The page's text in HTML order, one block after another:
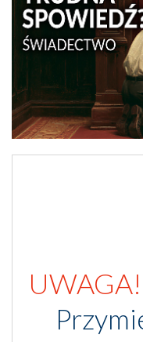
UWAGA!